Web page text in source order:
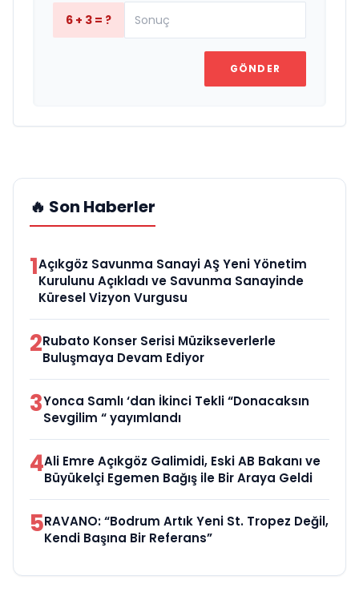
6 + 3 = ?
GÖNDER
🔥 Son Haberler
1Açıkgöz Savunma Sanayi AŞ Yeni Yönetim
Kurulunu Açıkladı ve Savunma Sanayinde
Küresel Vizyon Vurgusu
2Rubato Konser Serisi Müzikseverlerle
Buluşmaya Devam Ediyor
3Yonca Samlı ‘dan İkinci Tekli “Donacaksın
Sevgilim “ yayımlandı
4Ali Emre Açıkgöz Galimidi, Eski AB Bakanı ve
Büyükelçi Egemen Bağış ile Bir Araya Geldi
5RAVANO: “Bodrum Artık Yeni St. Tropez Değil,
Kendi Başına Bir Referans”